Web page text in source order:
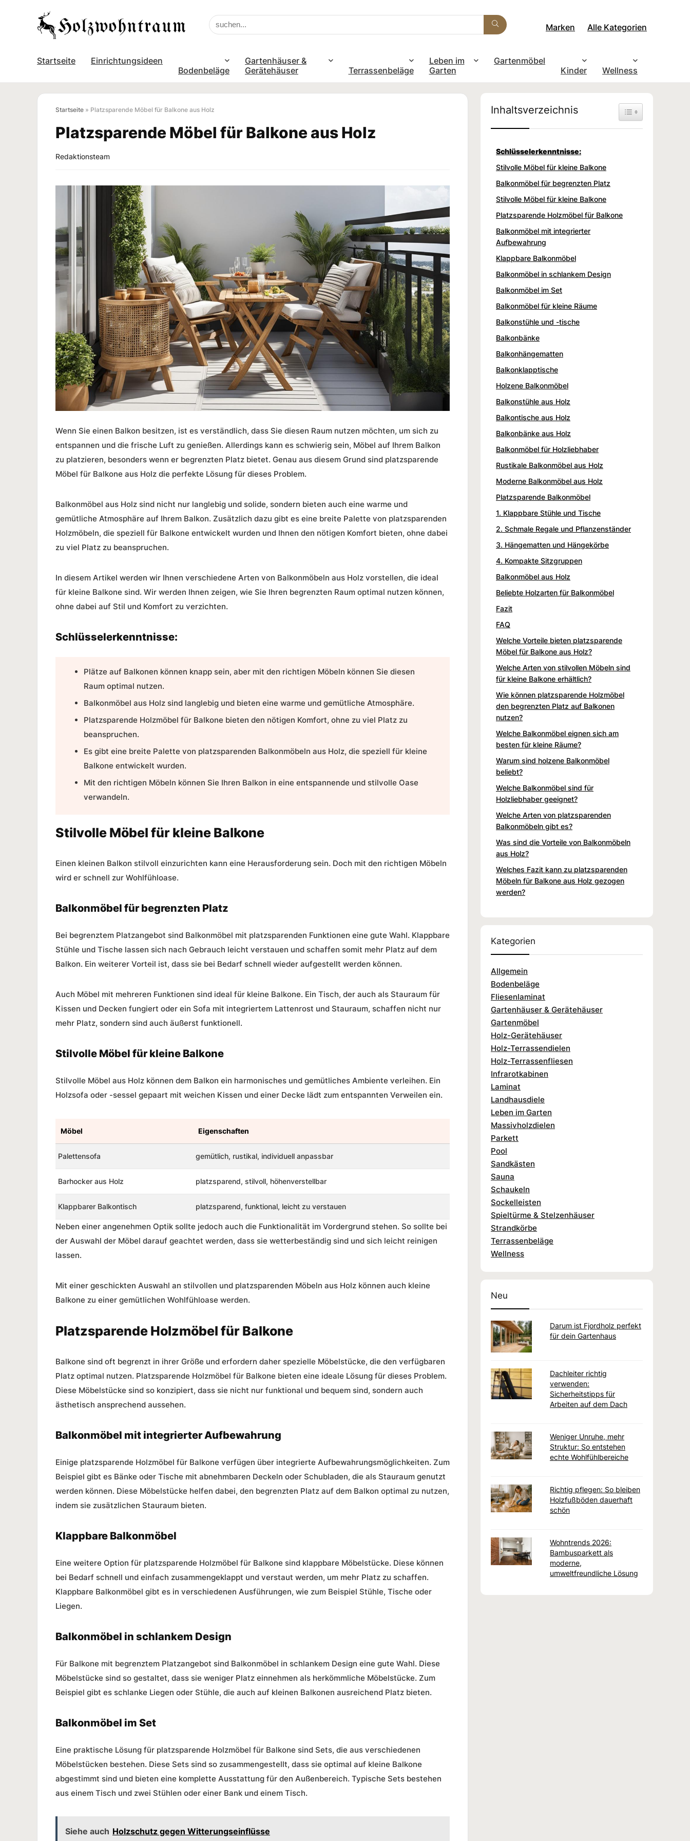
Marken Alle Kategorien
Startseite
Einrichtungsideen
Bodenbeläge
Gartenhäuser &
Gerätehäuser
Terrassenbeläge
Leben im
Garten
Gartenmöbel
Kinder
Wellness
Startseite » Platzsparende Möbel für Balkone aus Holz
Platzsparende Möbel für Balkone aus Holz
Redaktionsteam
Wenn Sie einen Balkon besitzen, ist es verständlich, dass Sie diesen Raum nutzen möchten, um sich zu
entspannen und die frische Luft zu genießen. Allerdings kann es schwierig sein, Möbel auf Ihrem Balkon
zu platzieren, besonders wenn er begrenzten Platz bietet. Genau aus diesem Grund sind platzsparende
Möbel für Balkone aus Holz die perfekte Lösung für dieses Problem.
Balkonmöbel aus Holz sind nicht nur langlebig und solide, sondern bieten auch eine warme und
gemütliche Atmosphäre auf Ihrem Balkon. Zusätzlich dazu gibt es eine breite Palette von platzsparenden
Holzmöbeln, die speziell für Balkone entwickelt wurden und Ihnen den nötigen Komfort bieten, ohne dabei
zu viel Platz zu beanspruchen.
In diesem Artikel werden wir Ihnen verschiedene Arten von Balkonmöbeln aus Holz vorstellen, die ideal
für kleine Balkone sind. Wir werden Ihnen zeigen, wie Sie Ihren begrenzten Raum optimal nutzen können,
ohne dabei auf Stil und Komfort zu verzichten.
Schlüsselerkenntnisse:
Plätze auf Balkonen können knapp sein, aber mit den richtigen Möbeln können Sie diesen
Raum optimal nutzen.
Balkonmöbel aus Holz sind langlebig und bieten eine warme und gemütliche Atmosphäre.
Platzsparende Holzmöbel für Balkone bieten den nötigen Komfort, ohne zu viel Platz zu
beanspruchen.
Es gibt eine breite Palette von platzsparenden Balkonmöbeln aus Holz, die speziell für kleine
Balkone entwickelt wurden.
Mit den richtigen Möbeln können Sie Ihren Balkon in eine entspannende und stilvolle Oase
verwandeln.
Stilvolle Möbel für kleine Balkone
Einen kleinen Balkon stilvoll einzurichten kann eine Herausforderung sein. Doch mit den richtigen Möbeln
wird er schnell zur Wohlfühloase.
Balkonmöbel für begrenzten Platz
Bei begrenztem Platzangebot sind Balkonmöbel mit platzsparenden Funktionen eine gute Wahl. Klappbare
Stühle und Tische lassen sich nach Gebrauch leicht verstauen und schaffen somit mehr Platz auf dem
Balkon. Ein weiterer Vorteil ist, dass sie bei Bedarf schnell wieder aufgestellt werden können.
Auch Möbel mit mehreren Funktionen sind ideal für kleine Balkone. Ein Tisch, der auch als Stauraum für
Kissen und Decken fungiert oder ein Sofa mit integriertem Lattenrost und Stauraum, schaffen nicht nur
mehr Platz, sondern sind auch äußerst funktionell.
Stilvolle Möbel für kleine Balkone
Stilvolle Möbel aus Holz können dem Balkon ein harmonisches und gemütliches Ambiente verleihen. Ein
Holzsofa oder -sessel gepaart mit weichen Kissen und einer Decke lädt zum entspannten Verweilen ein.
Möbel Eigenschaften
Palettensofa gemütlich, rustikal, individuell anpassbar
Barhocker aus Holz platzsparend, stilvoll, höhenverstellbar
Klappbarer Balkontisch platzsparend, funktional, leicht zu verstauen
Neben einer angenehmen Optik sollte jedoch auch die Funktionalität im Vordergrund stehen. So sollte bei
der Auswahl der Möbel darauf geachtet werden, dass sie wetterbeständig sind und sich leicht reinigen
lassen.
Mit einer geschickten Auswahl an stilvollen und platzsparenden Möbeln aus Holz können auch kleine
Balkone zu einer gemütlichen Wohlfühloase werden.
Platzsparende Holzmöbel für Balkone
Balkone sind oft begrenzt in ihrer Größe und erfordern daher spezielle Möbelstücke, die den verfügbaren
Platz optimal nutzen. Platzsparende Holzmöbel für Balkone bieten eine ideale Lösung für dieses Problem.
Diese Möbelstücke sind so konzipiert, dass sie nicht nur funktional und bequem sind, sondern auch
ästhetisch ansprechend aussehen.
Balkonmöbel mit integrierter Aufbewahrung
Einige platzsparende Holzmöbel für Balkone verfügen über integrierte Aufbewahrungsmöglichkeiten. Zum
Beispiel gibt es Bänke oder Tische mit abnehmbaren Deckeln oder Schubladen, die als Stauraum genutzt
werden können. Diese Möbelstücke helfen dabei, den begrenzten Platz auf dem Balkon optimal zu nutzen,
indem sie zusätzlichen Stauraum bieten.
Klappbare Balkonmöbel
Eine weitere Option für platzsparende Holzmöbel für Balkone sind klappbare Möbelstücke. Diese können
bei Bedarf schnell und einfach zusammengeklappt und verstaut werden, um mehr Platz zu schaffen.
Klappbare Balkonmöbel gibt es in verschiedenen Ausführungen, wie zum Beispiel Stühle, Tische oder
Liegen.
Balkonmöbel in schlankem Design
Für Balkone mit begrenztem Platzangebot sind Balkonmöbel in schlankem Design eine gute Wahl. Diese
Möbelstücke sind so gestaltet, dass sie weniger Platz einnehmen als herkömmliche Möbelstücke. Zum
Beispiel gibt es schlanke Liegen oder Stühle, die auch auf kleinen Balkonen ausreichend Platz bieten.
Balkonmöbel im Set
Eine praktische Lösung für platzsparende Holzmöbel für Balkone sind Sets, die aus verschiedenen
Möbelstücken bestehen. Diese Sets sind so zusammengestellt, dass sie optimal auf kleine Balkone
abgestimmt sind und bieten eine komplette Ausstattung für den Außenbereich. Typische Sets bestehen
aus einem Tisch und zwei Stühlen oder einer Bank und einem Tisch.
Siehe auch Holzschutz gegen Witterungseinflüsse
Inhaltsverzeichnis Toggle Table of
Schlüsselerkenntnisse:
Stilvolle Möbel für kleine Balkone
Balkonmöbel für begrenzten Platz
Stilvolle Möbel für kleine Balkone
Platzsparende Holzmöbel für Balkone
Balkonmöbel mit integrierter
Aufbewahrung
Klappbare Balkonmöbel
Balkonmöbel in schlankem Design
Balkonmöbel im Set
Balkonmöbel für kleine Räume
Balkonstühle und -tische
Balkonbänke
Balkonhängematten
Balkonklapptische
Holzene Balkonmöbel
Balkonstühle aus Holz
Balkontische aus Holz
Balkonbänke aus Holz
Balkonmöbel für Holzliebhaber
Rustikale Balkonmöbel aus Holz
Moderne Balkonmöbel aus Holz
Platzsparende Balkonmöbel
1. Klappbare Stühle und Tische
2. Schmale Regale und Pflanzenständer
3. Hängematten und Hängekörbe
4. Kompakte Sitzgruppen
Balkonmöbel aus Holz
Beliebte Holzarten für Balkonmöbel
Fazit
FAQ
Welche Vorteile bieten platzsparende
Möbel für Balkone aus Holz?
Welche Arten von stilvollen Möbeln sind
für kleine Balkone erhältlich?
Wie können platzsparende Holzmöbel
den begrenzten Platz auf Balkonen
nutzen?
Welche Balkonmöbel eignen sich am
besten für kleine Räume?
Warum sind holzene Balkonmöbel
beliebt?
Welche Balkonmöbel sind für
Holzliebhaber geeignet?
Welche Arten von platzsparenden
Balkonmöbeln gibt es?
Was sind die Vorteile von Balkonmöbeln
aus Holz?
Welches Fazit kann zu platzsparenden
Möbeln für Balkone aus Holz gezogen
werden?
Kategorien
Allgemein
Bodenbeläge
Fliesenlaminat
Gartenhäuser & Gerätehäuser
Gartenmöbel
Holz-Gerätehäuser
Holz-Terrassendielen
Holz-Terrassenfliesen
Infrarotkabinen
Laminat
Landhausdiele
Leben im Garten
Massivholzdielen
Parkett
Pool
Sandkästen
Sauna
Schaukeln
Sockelleisten
Spieltürme & Stelzenhäuser
Strandkörbe
Terrassenbeläge
Wellness
Neu
Darum ist Fjordholz perfekt
für dein Gartenhaus
Dachleiter richtig
verwenden:
Sicherheitstipps für
Arbeiten auf dem Dach
Weniger Unruhe, mehr
Struktur: So entstehen
echte Wohlfühlbereiche
Richtig pflegen: So bleiben
Holzfußböden dauerhaft
schön
Wohntrends 2026:
Bambusparkett als
moderne,
umweltfreundliche Lösung